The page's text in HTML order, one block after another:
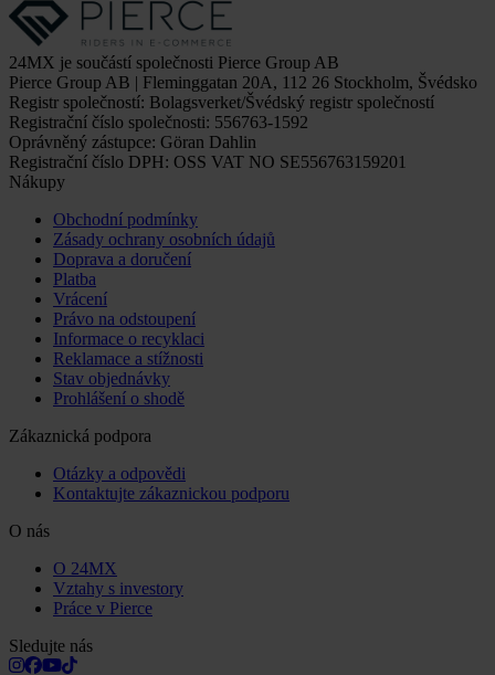
24MX je součástí společnosti Pierce Group AB
Pierce Group AB | Fleminggatan 20A, 112 26 Stockholm, Švédsko
Registr společností: Bolagsverket/Švédský registr společností
Registrační číslo společnosti: 556763-1592
Oprávněný zástupce: Göran Dahlin
Registrační číslo DPH: OSS VAT NO SE556763159201
Nákupy
Obchodní podmínky
Zásady ochrany osobních údajů
Doprava a doručení
Platba
Vrácení
Právo na odstoupení
Informace o recyklaci
Reklamace a stížnosti
Stav objednávky
Prohlášení o shodě
Zákaznická podpora
Otázky a odpovědi
Kontaktujte zákaznickou podporu
O nás
O 24MX
Vztahy s investory
Práce v Pierce
Sledujte nás